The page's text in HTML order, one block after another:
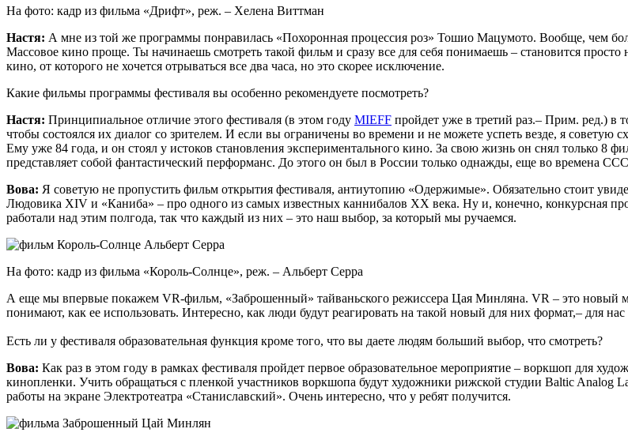
На фото: кадр из фильма «Дрифт», реж. – Хелена Виттман
Настя: А мне из той же программы понравилась «Похоронная процессия роз» Тошио Мацумото. Вообще, чем
Массовое кино проще. Ты начинаешь смотреть такой фильм и сразу все для себя понимаешь – становится
кино, от которого не хочется отрываться все два часа, но это скорее исключение.
Какие фильмы программы фестиваля вы особенно рекомендуете посмотреть?
Настя: Принципиальное отличие этого фестиваля (в этом году MIEFF пройдет уже в третий раз.– Прим. ред.) в
чтобы состоялся их диалог со зрителем. И если вы ограничены во времени и не можете успеть везде, я советую
Ему уже 84 года, и он стоял у истоков становления экспериментального кино. За свою жизнь он снял только 8
представляет собой фантастический перформанс. До этого он был в России только однажды, еще во времена
Вова: Я советую не пропустить фильм открытия фестиваля, антиутопию «Одержимые». Обязательно стоит
Людовика XIV и «Каниба» – про одного из самых известных каннибалов XX века. Ну и, конечно, конкурсная
работали над этим полгода, так что каждый из них – это наш выбор, за который мы ручаемся.
На фото: кадр из фильма «Король-Солнце», реж. – Альберт Серра
А еще мы впервые покажем VR-фильм, «Заброшенный» тайваньского режиссера Цая Минляна. VR – это новый
понимают, как ее использовать. Интересно, как люди будут реагировать на такой новый для них формат,– для
Есть ли у фестиваля образовательная функция кроме того, что вы даете людям больший выбор, что смотреть?
Вова: Как раз в этом году в рамках фестиваля пройдет первое образовательное мероприятие – воркшоп для
кинопленки. Учить обращаться с пленкой участников воркшопа будут художники рижской студии Baltic Analog
работы на экране Электротеатра «Станиславский». Очень интересно, что у ребят получится.